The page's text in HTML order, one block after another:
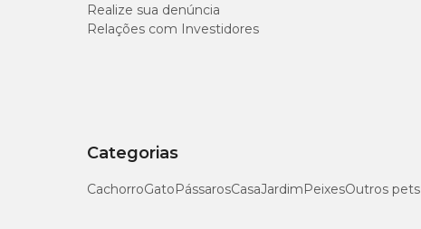
Realize sua denúncia
Relações com Investidores
Categorias
CachorroGatoPássarosCasaJardimPeixesOutros pets